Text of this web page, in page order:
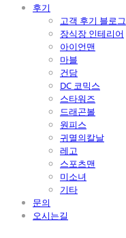
후기
고객 후기 블로그
장식장 인테리어
아이언맨
마블
건담
DC 코믹스
스타워즈
드래곤볼
원피스
귀멸의칼날
레고
스포츠맨
미소녀
기타
문의
오시는길